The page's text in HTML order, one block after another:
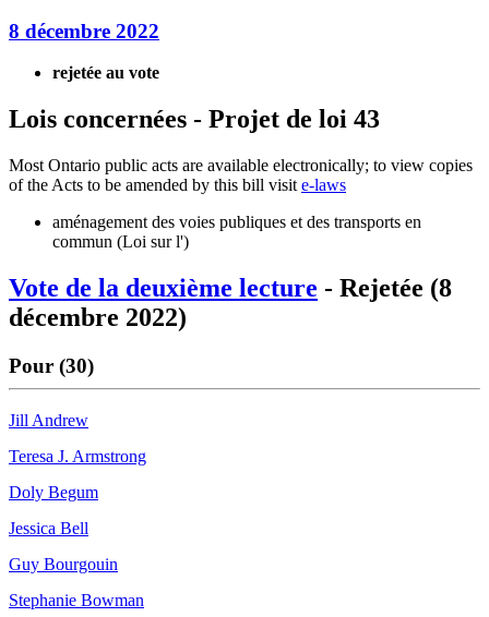
8 décembre 2022
rejetée au vote
Lois concernées - Projet de loi 43
Most Ontario public acts are available electronically; to view copies
of the Acts to be amended by this bill visit e-laws
aménagement des voies publiques et des transports en
commun (Loi sur l')
Vote de la deuxième lecture - Rejetée (8
décembre 2022)
Pour (30)
Jill Andrew
Teresa J. Armstrong
Doly Begum
Jessica Bell
Guy Bourgouin
Stephanie Bowman